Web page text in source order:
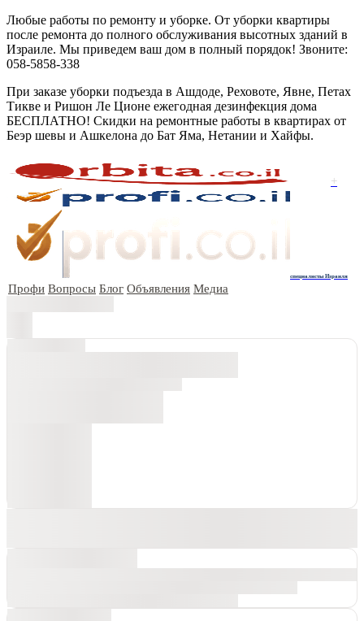
Любые работы по ремонту и уборке. От уборки квартиры
после ремонта до полного обслуживания высотных зданий в
Израиле. Мы приведем ваш дом в полный порядок! Звоните:
058-5858-338
При заказе уборки подъезда в Ашдоде, Реховоте, Явне, Петах
Тикве и Ришон Ле Ционе ежегодная дезинфекция дома
БЕСПЛАТНО! Скидки на ремонтные работы в квартирах от
Беэр шевы и Ашкелона до Бат Яма, Нетании и Хайфы.
+
специалисты Израиля
Профи Вопросы Блог Объявления Медиа